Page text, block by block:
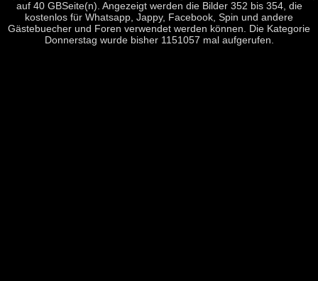
auf 40 GBSeite(n). Angezeigt werden die Bilder 352 bis 354, die
kostenlos für Whatsapp, Jappy, Facebook, Spin und andere
Gästebuecher und Foren verwendet werden können. Die Kategorie
Donnerstag wurde bisher 1151057 mal aufgerufen.